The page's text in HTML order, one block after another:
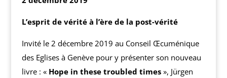
L’esprit de vérité à l’ère de la post-vérité
Invité le 2 décembre 2019 au Conseil Œcuménique
des Eglises à Genève pour y présenter son nouveau
livre : « Hope in these troubled times », Jürgen